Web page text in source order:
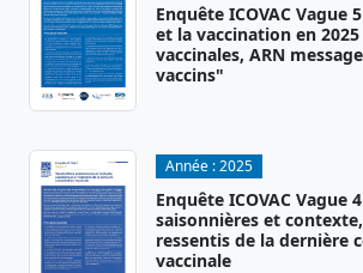
Enquête ICOVAC Vague
et la vaccination en
vaccinales, ARN
vaccins"
Année :2025
Enquête ICOVAC Vague
saisonnières et
ressentis de la dernière
vaccinale